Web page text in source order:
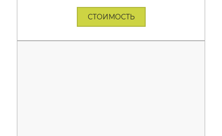
СТОИМОСТЬ